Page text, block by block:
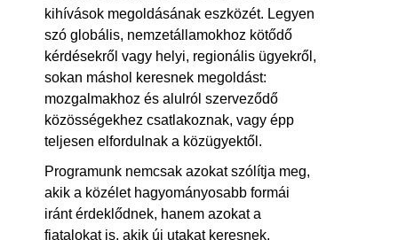
kihívások megoldásának eszközét. Legyen
szó globális, nemzetállamokhoz kötődő
kérdésekről vagy helyi, regionális ügyekről,
sokan máshol keresnek megoldást:
mozgalmakhoz és alulról szerveződő
közösségekhez csatlakoznak, vagy épp
teljesen elfordulnak a közügyektől.
Programunk nemcsak azokat szólítja meg,
akik a közélet hagyományosabb formái
iránt érdeklődnek, hanem azokat a
fiatalokat is, akik új utakat keresnek.